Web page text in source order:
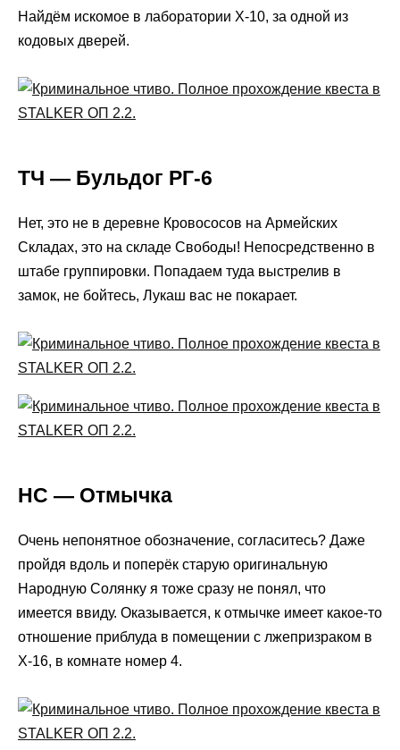
Найдём искомое в лаборатории X-10, за одной из
кодовых дверей.
ТЧ — Бульдог РГ-6
Нет, это не в деревне Кровососов на Армейских
Складах, это на складе Свободы! Непосредственно в
штабе группировки. Попадаем туда выстрелив в
замок, не бойтесь, Лукаш вас не покарает.
НС — Отмычка
Очень непонятное обозначение, согласитесь? Даже
пройдя вдоль и поперёк старую оригинальную
Народную Солянку я тоже сразу не понял, что
имеется ввиду. Оказывается, к отмычке имеет какое-то
отношение приблуда в помещении с лжепризраком в
X-16, в комнате номер 4.